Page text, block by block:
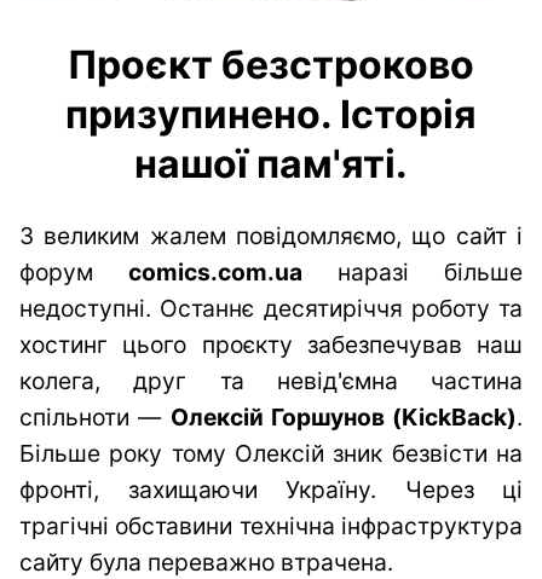
Проєкт безстроково
призупинено. Історія
нашої пам'яті.
З великим жалем повідомляємо, що сайт і
форум comics.com.ua наразі більше
недоступні. Останнє десятиріччя роботу та
хостинг цього проєкту забезпечував наш
колега, друг та невід'ємна частина
спільноти — Олексій Горшунов (KickBack).
Більше року тому Олексій зник безвісти на
фронті, захищаючи Україну. Через ці
трагічні обставини технічна інфраструктура
сайту була переважно втрачена.